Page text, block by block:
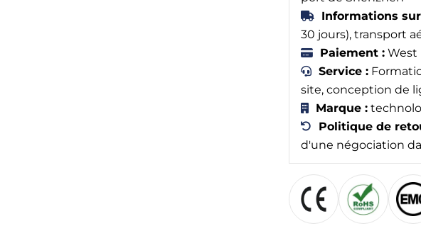
Informations
30 jours), transport
Paiement : West
Service :
site, conception de
Marque :
Politique de
d'une négociation